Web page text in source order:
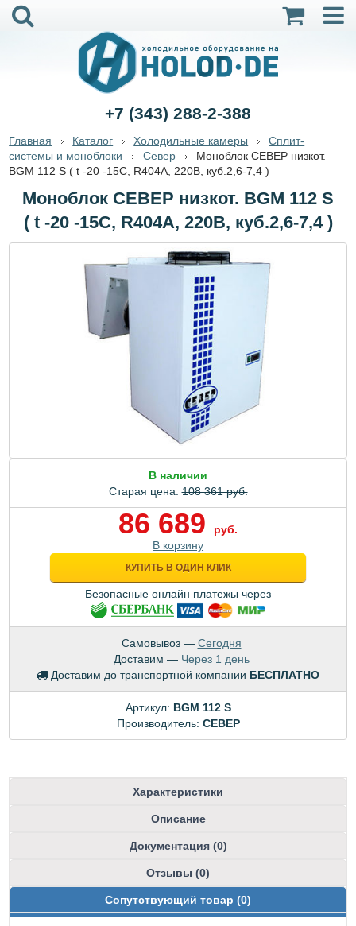
+7 (343) 288-2-388
Главная Каталог Холодильные камеры
Сплит-
системы и моноблоки
Север
Моноблок СЕВЕР низкот.
BGM 112 S ( t -20 -15С, R404А, 220B, куб.2,6-7,4 )
Моноблок СЕВЕР низкот. BGM 112 S
( t -20 -15С, R404А, 220B, куб.2,6-7,4 )
В наличии
Старая цена:108 361 руб.
86 689
руб.
В корзину
КУПИТЬ В ОДИН КЛИК
Безопасные онлайн платежы через
Самовывоз — Сегодня
Доставим — Через 1 день
Доставим до транспортной компании БЕСПЛАТНО
Артикул: BGM 112 S
Производитель: CEBEP
Характеристики
Описание
Документация (0)
Отзывы (0)
Сопутствующий товар (0)